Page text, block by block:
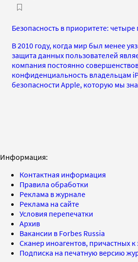
Безопасность в приоритете:
В 2010 году, когда мир был менее
защита данных пользователей
компания постоянно
конфиденциальность владельцам
безопасности Apple, которую мы
Информация:
Контактная информация
Правила обработки
Реклама в журнале
Реклама на сайте
Условия перепечатки
Архив
Вакансии в Forbes Russia
Сканер иноагентов, причастных
Подписка на печатную версию